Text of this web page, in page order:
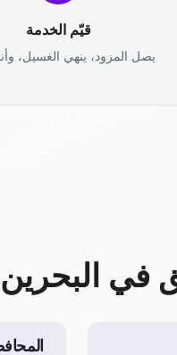
قيّم الخدمة
يصل المزود، ينهي الغسيل،
في البحرين